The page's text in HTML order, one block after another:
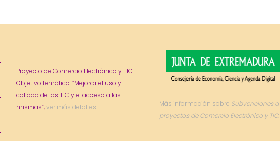
Proyecto de Comercio Electrónico y TIC.
Objetivo temático: “Mejorar el uso y
calidad de las TIC y el acceso a las
mismas”,ver más detalles. Más información sobre Subvenciones a
proyectos de Comercio Electrónico y TIC.